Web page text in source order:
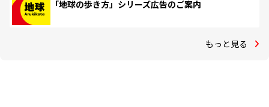
「地球の歩き方」シリーズ広告のご案内
もっと見る